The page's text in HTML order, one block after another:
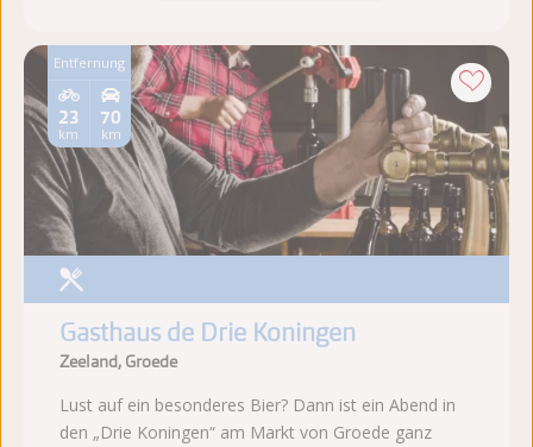
Entfernung
70
km
23
km
Gasthaus de Drie Koningen
Zeeland, Groede
Lust auf ein besonderes Bier? Dann ist ein Abend in
den „Drie Koningen“ am Markt von Groede ganz